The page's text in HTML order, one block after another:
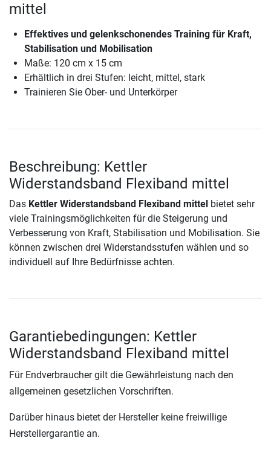
mittel
Effektives und gelenkschonendes Training für Kraft,
Stabilisation und Mobilisation
Maße: 120 cm x 15 cm
Erhältlich in drei Stufen: leicht, mittel, stark
Trainieren Sie Ober- und Unterkörper
Beschreibung: Kettler
Widerstandsband Flexiband mittel
Das Kettler Widerstandsband Flexiband mittel bietet sehr
viele Trainingsmöglichkeiten für die Steigerung und
Verbesserung von Kraft, Stabilisation und Mobilisation. Sie
können zwischen drei Widerstandsstufen wählen und so
individuell auf Ihre Bedürfnisse achten.
Garantiebedingungen: Kettler
Widerstandsband Flexiband mittel
Für Endverbraucher gilt die Gewährleistung nach den
allgemeinen gesetzlichen Vorschriften.
Darüber hinaus bietet der Hersteller keine freiwillige
Herstellergarantie an.